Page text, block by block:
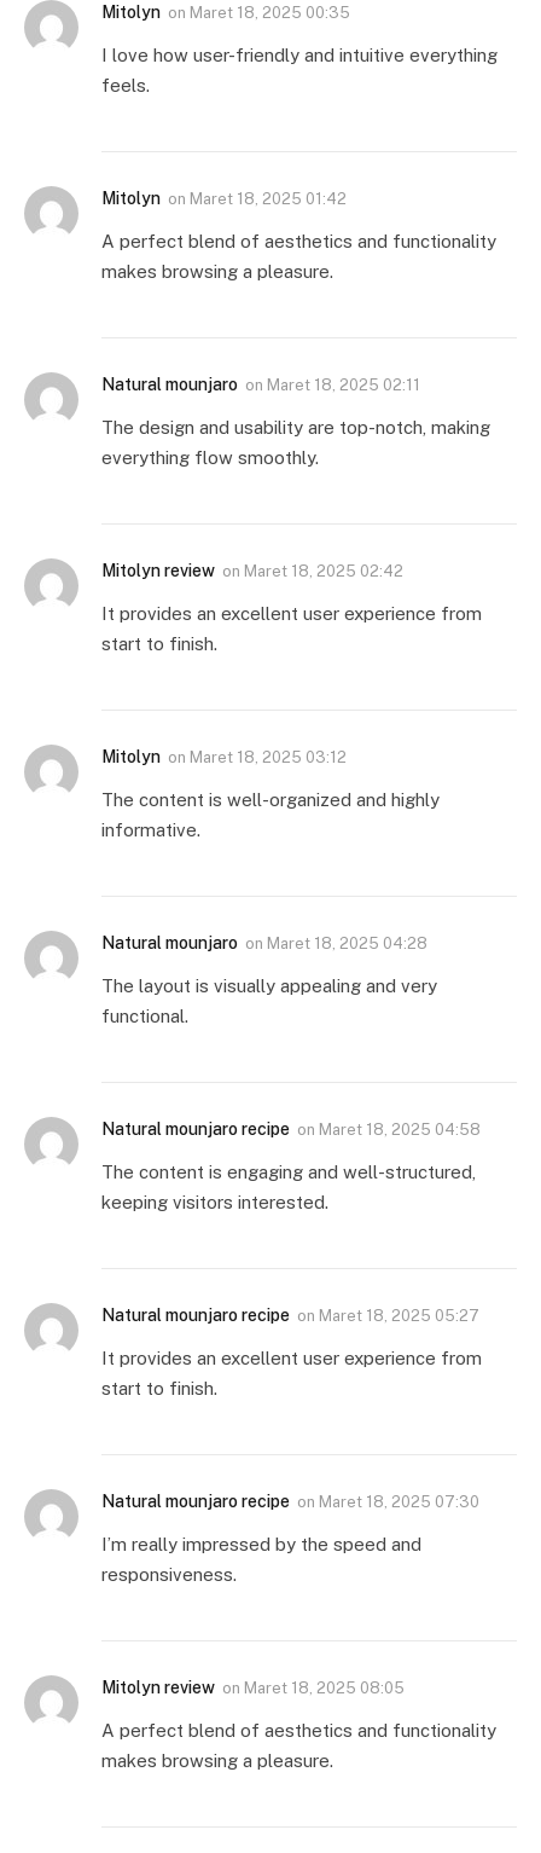
Mitolyn on Maret 18, 2025 00:35
I love how user-friendly and intuitive everything
feels.
Mitolyn on Maret 18, 2025 01:42
A perfect blend of aesthetics and functionality
makes browsing a pleasure.
Natural mounjaro on Maret 18, 2025 02:11
The design and usability are top-notch, making
everything flow smoothly.
Mitolyn review on Maret 18, 2025 02:42
It provides an excellent user experience from
start to finish.
Mitolyn on Maret 18, 2025 03:12
The content is well-organized and highly
informative.
Natural mounjaro on Maret 18, 2025 04:28
The layout is visually appealing and very
functional.
Natural mounjaro recipe on Maret 18, 2025 04:58
The content is engaging and well-structured,
keeping visitors interested.
Natural mounjaro recipe on Maret 18, 2025 05:27
It provides an excellent user experience from
start to finish.
Natural mounjaro recipe on Maret 18, 2025 07:30
I’m really impressed by the speed and
responsiveness.
Mitolyn review on Maret 18, 2025 08:05
A perfect blend of aesthetics and functionality
makes browsing a pleasure.